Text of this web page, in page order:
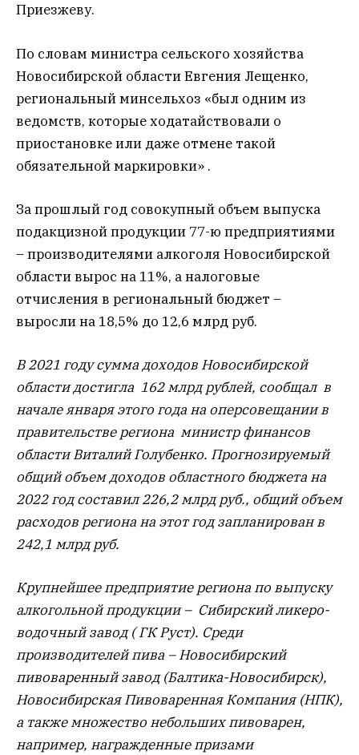
Приезжеву.
По словам министра сельского хозяйства
Новосибирской области Евгения Лещенко,
региональный минсельхоз «был одним из
ведомств, которые ходатайствовали о
приостановке или даже отмене такой
обязательной маркировки» .
За прошлый год совокупный объем выпуска
подакцизной продукции 77-ю предприятиями
– производителями алкоголя Новосибирской
области вырос на 11%, а налоговые
отчисления в региональный бюджет –
выросли на 18,5% до 12,6 млрд руб.
В 2021 году сумма доходов Новосибирской
области достигла 162 млрд рублей, сообщал в
начале января этого года на оперсовещании в
правительстве региона министр финансов
области Виталий Голубенко. Прогнозируемый
общий объем доходов областного бюджета на
2022 год составил 226,2 млрд руб., общий объем
расходов региона на этот год запланирован в
242,1 млрд руб.
Крупнейшее предприятие региона по выпуску
алкогольной продукции – Сибирский ликеро-
водочный завод ( ГК Руст). Среди
производителей пива – Новосибирский
пивоваренный завод (Балтика-Новосибирск),
Новосибирская Пивоваренная Компания (НПК),
а также множество небольших пивоварен,
например, награжденные призами